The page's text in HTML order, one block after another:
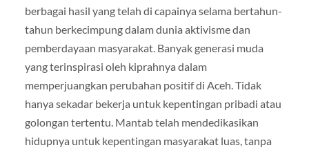
berbagai hasil yang telah di capainya selama bertahun-
tahun berkecimpung dalam dunia aktivisme dan
pemberdayaan masyarakat. Banyak generasi muda
yang terinspirasi oleh kiprahnya dalam
memperjuangkan perubahan positif di Aceh. Tidak
hanya sekadar bekerja untuk kepentingan pribadi atau
golongan tertentu. Mantab telah mendedikasikan
hidupnya untuk kepentingan masyarakat luas, tanpa